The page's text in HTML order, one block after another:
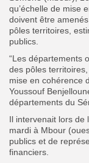
FR
qu’échelle de mise
doivent être
pôles territoires,
publics.
“Les départements
des pôles
mise en cohérence
Youssouf
départements du
Il intervenait lors de
mardi à Mbour
publics et de
financiers